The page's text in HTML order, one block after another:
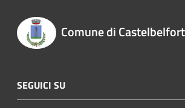
Comune di
SEGUICI SU